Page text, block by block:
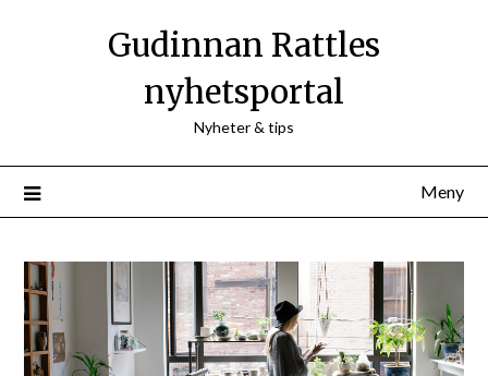
Gudinnan Rattles
nyhetsportal
Nyheter & tips
Meny